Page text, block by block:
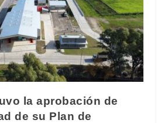
la aprobación de
de su Plan de